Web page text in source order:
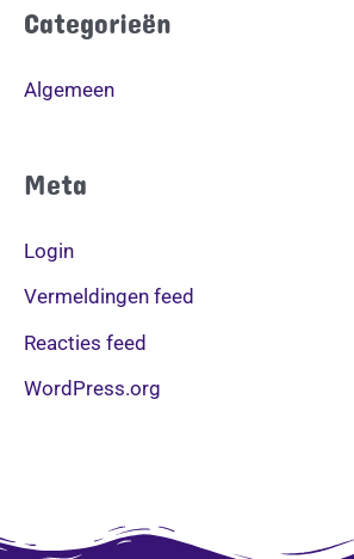
Categorieën
Algemeen
Meta
Login
Vermeldingen feed
Reacties feed
WordPress.org